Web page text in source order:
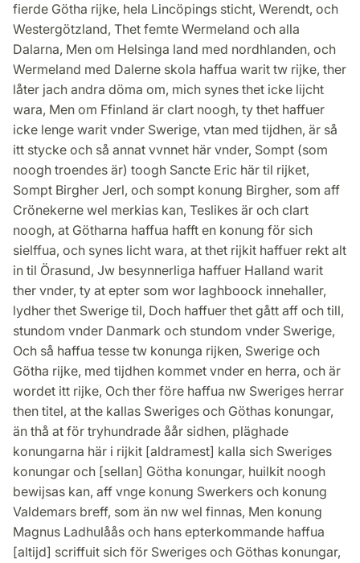
fierde Götha rijke, hela Lincöpings sticht, Werendt, och
Westergötzland, Thet femte Wermeland och alla
Dalarna, Men om Helsinga land med nordhlanden, och
Wermeland med Dalerne skola haffua warit tw rijke, ther
låter jach andra döma om, mich synes thet icke lijcht
wara, Men om Ffinland är clart noogh, ty thet haffuer
icke lenge warit vnder Swerige, vtan med tijdhen, är så
itt stycke och så annat vvnnet här vnder, Sompt (som
noogh troendes är) toogh Sancte Eric här til rijket,
Sompt Birgher Jerl, och sompt konung Birgher, som aff
Crönekerne wel merkias kan, Teslikes är och clart
noogh, at Götharna haffua hafft en konung för sich
sielffua, och synes licht wara, at thet rijkit haffuer rekt alt
in til Örasund, Jw besynnerliga haffuer Halland warit
ther vnder, ty at epter som wor laghboock innehaller,
lydher thet Swerige til, Doch haffuer thet gått aff och till,
stundom vnder Danmark och stundom vnder Swerige,
Och så haffua tesse tw konunga rijken, Swerige och
Götha rijke, med tijdhen kommet vnder en herra, och är
wordet itt rijke, Och ther före haffua nw Sweriges herrar
then titel, at the kallas Sweriges och Göthas konungar,
än thå at för tryhundrade åår sidhen, pläghade
konungarna här i rijkit [aldramest] kalla sich Sweriges
konungar och [sellan] Götha konungar, huilkit noogh
bewijsas kan, aff vnge konung Swerkers och konung
Valdemars breff, som än nw wel finnas, Men konung
Magnus Ladhulåås och hans epterkommande haffua
[altijd] scriffuit sich för Sweriges och Göthas konungar,